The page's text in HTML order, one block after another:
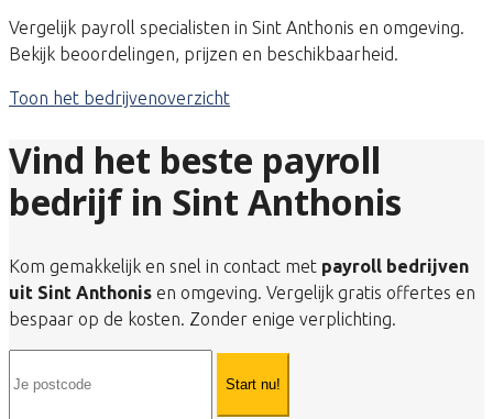
Vergelijk payroll specialisten in Sint Anthonis en omgeving.
Bekijk beoordelingen, prijzen en beschikbaarheid.
Toon het bedrijvenoverzicht
Vind het beste payroll
bedrijf in Sint Anthonis
Kom gemakkelijk en snel in contact met payroll bedrijven
uit Sint Anthonis en omgeving. Vergelijk gratis offertes en
bespaar op de kosten. Zonder enige verplichting.
Start nu!